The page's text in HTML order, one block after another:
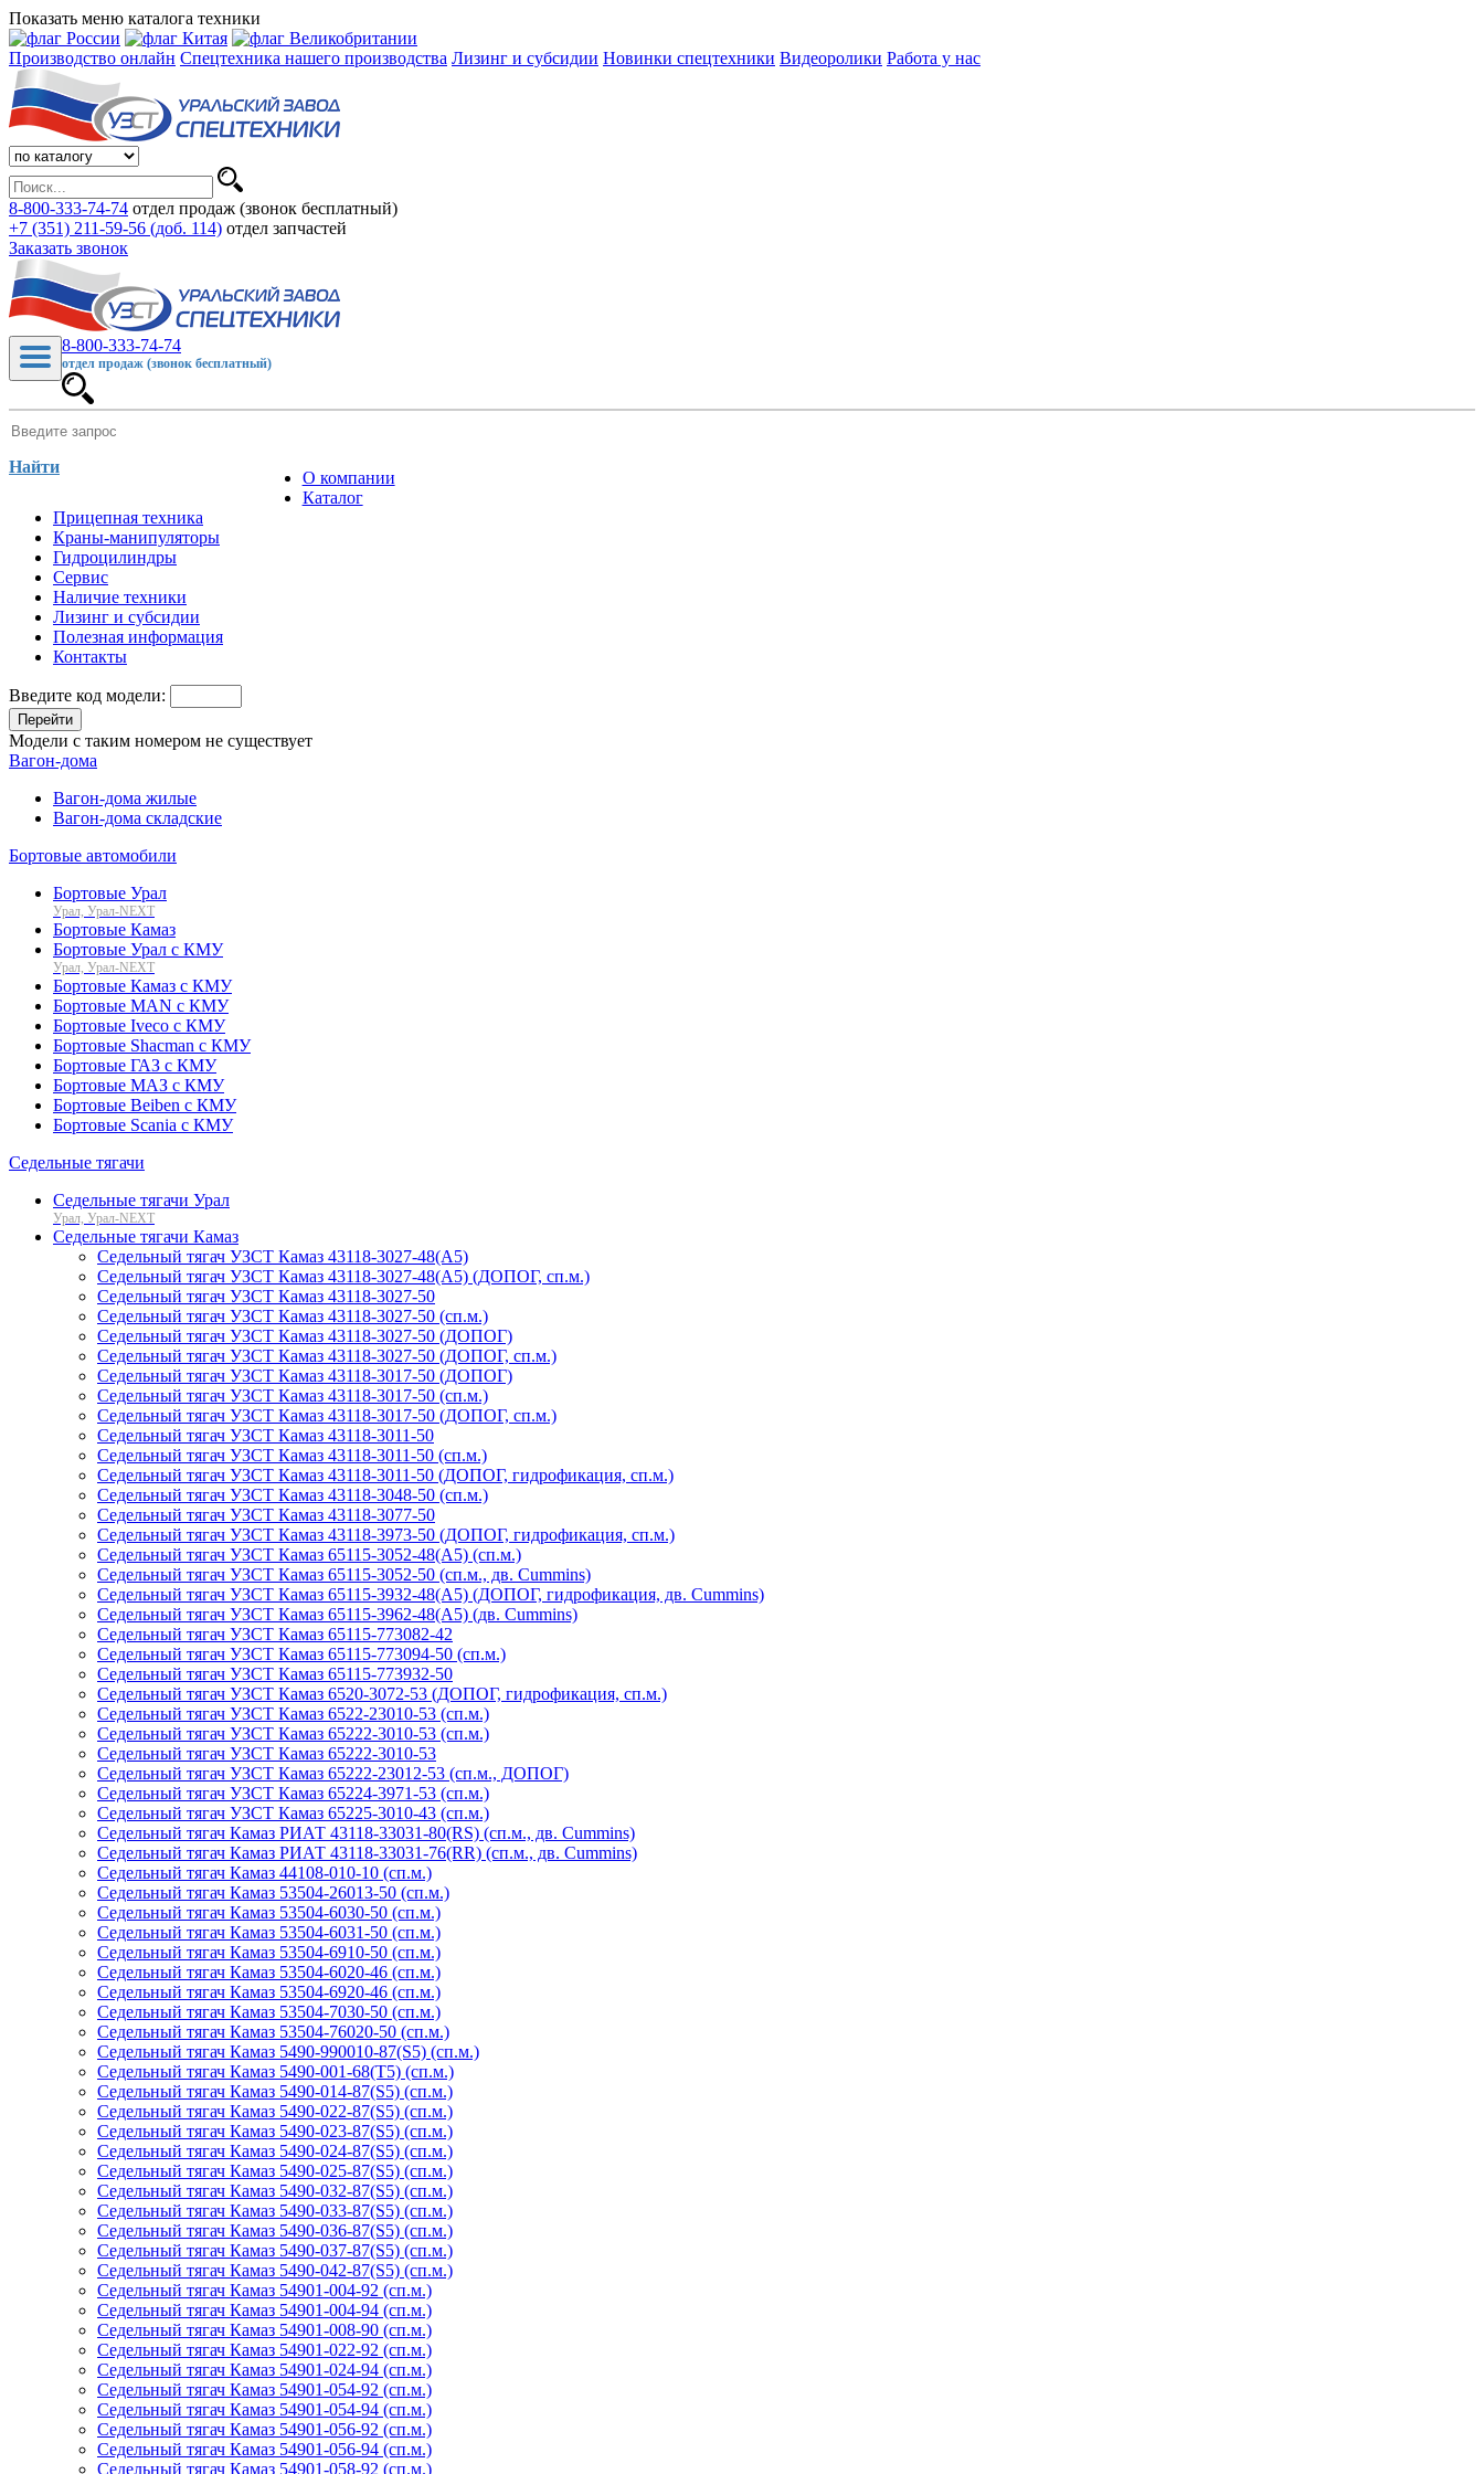
Показать меню каталога техники
Производство онлайн Спецтехника нашего производства Лизинг и субсидии Новинки спецтехники Видеоролики Работа у нас
8-800-333-74-74 отдел продаж (звонок бесплатный)
+7 (351) 211-59-56 (доб. 114) отдел запчастей
Заказать звонок
8-800-333-74-74
отдел продаж (звонок бесплатный)
Найти
О компании
Каталог
Прицепная техника
Краны-манипуляторы
Гидроцилиндры
Сервис
Наличие техники
Лизинг и субсидии
Полезная информация
Контакты
Введите код модели:
Перейти
Модели с таким номером не существует
Вагон-дома
Вагон-дома жилые
Вагон-дома складские
Бортовые автомобили
Бортовые Урал
Урал, Урал-NEXT
Бортовые Камаз
Бортовые Урал с КМУ
Урал, Урал-NEXT
Бортовые Камаз с КМУ
Бортовые MAN с КМУ
Бортовые Iveco с КМУ
Бортовые Shacman с КМУ
Бортовые ГАЗ с КМУ
Бортовые МАЗ с КМУ
Бортовые Beiben с КМУ
Бортовые Scania с КМУ
Седельные тягачи
Седельные тягачи Урал
Урал, Урал-NEXT
Седельные тягачи Камаз
Седельный тягач УЗСТ Камаз 43118-3027-48(A5)
Седельный тягач УЗСТ Камаз 43118-3027-48(A5) (ДОПОГ, сп.м.)
Седельный тягач УЗСТ Камаз 43118-3027-50
Седельный тягач УЗСТ Камаз 43118-3027-50 (сп.м.)
Седельный тягач УЗСТ Камаз 43118-3027-50 (ДОПОГ)
Седельный тягач УЗСТ Камаз 43118-3027-50 (ДОПОГ, сп.м.)
Седельный тягач УЗСТ Камаз 43118-3017-50 (ДОПОГ)
Седельный тягач УЗСТ Камаз 43118-3017-50 (сп.м.)
Седельный тягач УЗСТ Камаз 43118-3017-50 (ДОПОГ, сп.м.)
Седельный тягач УЗСТ Камаз 43118-3011-50
Седельный тягач УЗСТ Камаз 43118-3011-50 (сп.м.)
Седельный тягач УЗСТ Камаз 43118-3011-50 (ДОПОГ, гидрофикация, сп.м.)
Седельный тягач УЗСТ Камаз 43118-3048-50 (сп.м.)
Седельный тягач УЗСТ Камаз 43118-3077-50
Седельный тягач УЗСТ Камаз 43118-3973-50 (ДОПОГ, гидрофикация, сп.м.)
Седельный тягач УЗСТ Камаз 65115-3052-48(А5) (сп.м.)
Седельный тягач УЗСТ Камаз 65115-3052-50 (сп.м., дв. Cummins)
Седельный тягач УЗСТ Камаз 65115-3932-48(А5) (ДОПОГ, гидрофикация, дв. Cummins)
Седельный тягач УЗСТ Камаз 65115-3962-48(A5) (дв. Cummins)
Седельный тягач УЗСТ Камаз 65115-773082-42
Седельный тягач УЗСТ Камаз 65115-773094-50 (сп.м.)
Седельный тягач УЗСТ Камаз 65115-773932-50
Седельный тягач УЗСТ Камаз 6520-3072-53 (ДОПОГ, гидрофикация, сп.м.)
Седельный тягач УЗСТ Камаз 6522-23010-53 (сп.м.)
Седельный тягач УЗСТ Камаз 65222-3010-53 (сп.м.)
Седельный тягач УЗСТ Камаз 65222-3010-53
Седельный тягач УЗСТ Камаз 65222-23012-53 (сп.м., ДОПОГ)
Седельный тягач УЗСТ Камаз 65224-3971-53 (сп.м.)
Седельный тягач УЗСТ Камаз 65225-3010-43 (сп.м.)
Седельный тягач Камаз РИАТ 43118-33031-80(RS) (сп.м., дв. Cummins)
Седельный тягач Камаз РИАТ 43118-33031-76(RR) (сп.м., дв. Cummins)
Седельный тягач Камаз 44108-010-10 (сп.м.)
Седельный тягач Камаз 53504-26013-50 (сп.м.)
Седельный тягач Камаз 53504-6030-50 (сп.м.)
Седельный тягач Камаз 53504-6031-50 (сп.м.)
Седельный тягач Камаз 53504-6910-50 (сп.м.)
Седельный тягач Камаз 53504-6020-46 (сп.м.)
Седельный тягач Камаз 53504-6920-46 (сп.м.)
Седельный тягач Камаз 53504-7030-50 (сп.м.)
Седельный тягач Камаз 53504-76020-50 (сп.м.)
Седельный тягач Камаз 5490-990010-87(S5) (сп.м.)
Седельный тягач Камаз 5490-001-68(Т5) (сп.м.)
Седельный тягач Камаз 5490-014-87(S5) (сп.м.)
Седельный тягач Камаз 5490-022-87(S5) (сп.м.)
Седельный тягач Камаз 5490-023-87(S5) (сп.м.)
Седельный тягач Камаз 5490-024-87(S5) (сп.м.)
Седельный тягач Камаз 5490-025-87(S5) (сп.м.)
Седельный тягач Камаз 5490-032-87(S5) (сп.м.)
Седельный тягач Камаз 5490-033-87(S5) (сп.м.)
Седельный тягач Камаз 5490-036-87(S5) (сп.м.)
Седельный тягач Камаз 5490-037-87(S5) (сп.м.)
Седельный тягач Камаз 5490-042-87(S5) (сп.м.)
Седельный тягач Камаз 54901-004-92 (сп.м.)
Седельный тягач Камаз 54901-004-94 (сп.м.)
Седельный тягач Камаз 54901-008-90 (сп.м.)
Седельный тягач Камаз 54901-022-92 (сп.м.)
Седельный тягач Камаз 54901-024-94 (сп.м.)
Седельный тягач Камаз 54901-054-92 (сп.м.)
Седельный тягач Камаз 54901-054-94 (сп.м.)
Седельный тягач Камаз 54901-056-92 (сп.м.)
Седельный тягач Камаз 54901-056-94 (сп.м.)
Седельный тягач Камаз 54901-058-92 (сп.м.)